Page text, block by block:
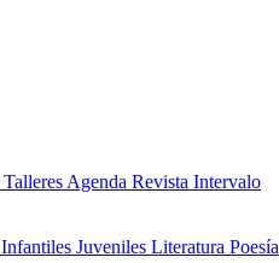
Talleres Agenda Revista Intervalo
Infantiles Juveniles Literatura Poesía